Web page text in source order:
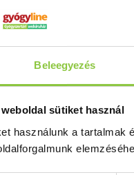
Beleegyezés
weboldal sütiket használ
használunk a tartalmak